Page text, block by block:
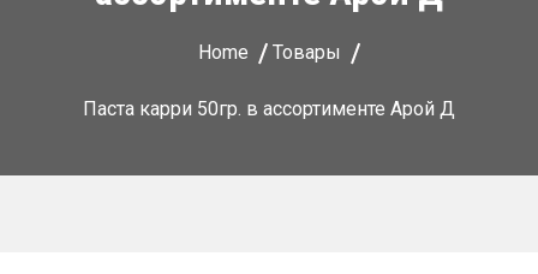
Home Товары
Паста карри 50гр. в ассортименте Арой Д